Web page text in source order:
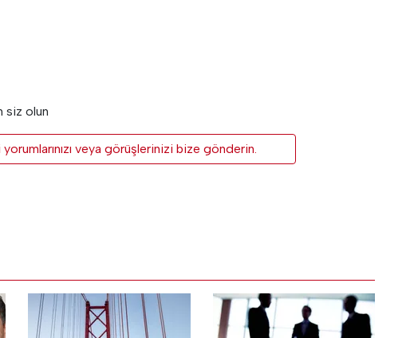
siz olun
veya görüşlerinizi bize gönderin.